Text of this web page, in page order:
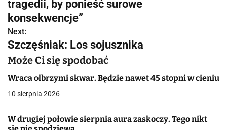
w
i
g
a
c
j
a
tragedii, by ponieść surowe
konsekwencje”
Next:
Szczęśniak: Los sojusznika
Może Ci się spodobać
Wraca olbrzymi skwar. Będzie nawet 45 stopni w cieniu
10 sierpnia 2026
W drugiej połowie sierpnia aura zaskoczy. Tego nikt